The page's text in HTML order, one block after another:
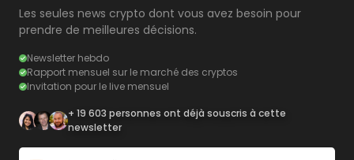
Les seules news crypto dont vous avez besoin pour
prendre de meilleures décisions.
Newsletter hebdo
Rapport mensuel sur le marché des cryptos
Invitation pour le live mensuel
+ 19 603 personnes ont déjà souscris à cette
newsletter